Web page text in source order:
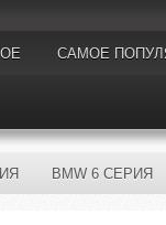
САМОЕ
BMW 6 СЕРИЯ